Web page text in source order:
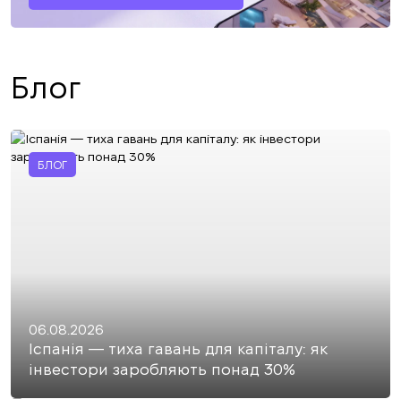
Блог
БЛОГ
06.08.2026
Іспанія — тиха гавань для капіталу: як
інвестори заробляють понад 30%